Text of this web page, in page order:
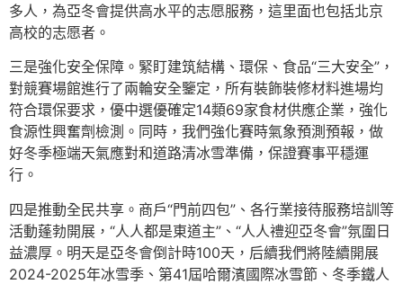
多人，為亞冬會提供高水平的志愿服務，這里面也包括北京
高校的志愿者。
三是強化安全保障。緊盯建筑結構、環保、食品“三大安全”，
對競賽場館進行了兩輪安全鑒定，所有裝飾裝修材料進場均
符合環保要求，優中選優確定14類69家食材供應企業，強化
食源性興奮劑檢測。同時，我們強化賽時氣象預測預報，做
好冬季極端天氣應對和道路清冰雪準備，保證賽事平穩運
行。
四是推動全民共享。商戶“門前四包”、各行業接待服務培訓等
活動蓬勃開展，“人人都是東道主”、“人人禮迎亞冬會”氛圍日
益濃厚。明天是亞冬會倒計時100天，后續我們將陸續開展
2024-2025年冰雪季、第41屆哈爾濱國際冰雪節、冬季鐵人